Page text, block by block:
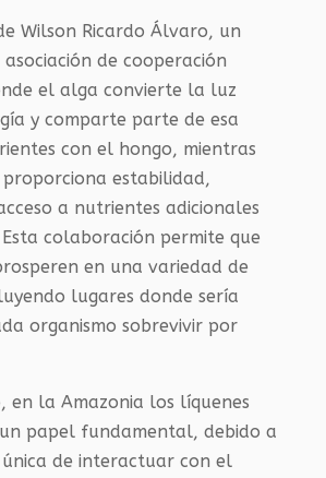
Wilson Ricardo Álvaro, un
de cooperación
el alga convierte la luz
y comparte parte de esa
con el hongo, mientras
estabilidad,
a nutrientes adicionales
colaboración permite que
en una variedad de
lugares donde sería
organismo sobrevivir por
en la Amazonia los líquenes
papel fundamental, debido a
de interactuar con el